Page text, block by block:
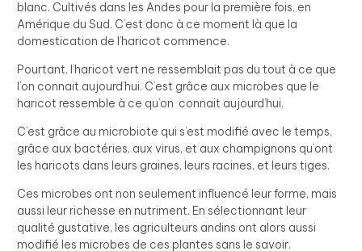
blanc. Cultivés dans les Andes pour la première fois, en
Amérique du Sud. C’est donc à ce moment là que la
domestication de l’haricot commence.
Pourtant, l’haricot vert ne ressemblait pas du tout à ce que
l’on connait aujourd’hui. C’est grâce aux microbes que le
haricot ressemble à ce qu’on connait aujourd’hui.
C’est grâce au microbiote qui s’est modifié avec le temps,
grâce aux bactéries, aux virus, et aux champignons qu’ont
les haricots dans leurs graines, leurs racines, et leurs tiges.
Ces microbes ont non seulement influencé leur forme, mais
aussi leur richesse en nutriment. En sélectionnant leur
qualité gustative, les agriculteurs andins ont alors aussi
modifié les microbes de ces plantes sans le savoir.